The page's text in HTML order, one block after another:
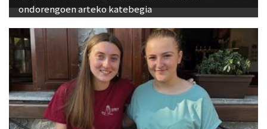
ondorengoen arteko katebegia